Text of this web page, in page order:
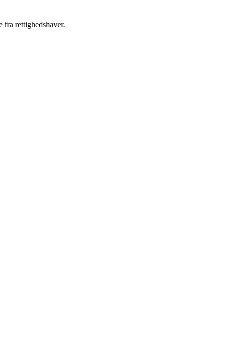
rettighedshaver.